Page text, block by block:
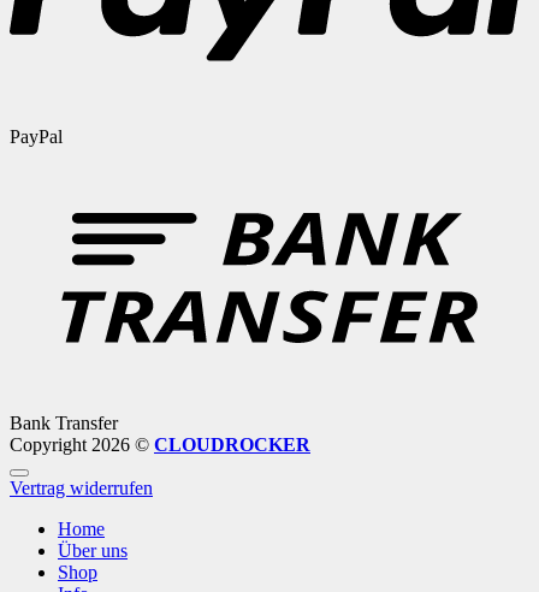
PayPal
Bank Transfer
Copyright 2026 © CLOUDROCKER
Vertrag widerrufen
Home
Über uns
Shop